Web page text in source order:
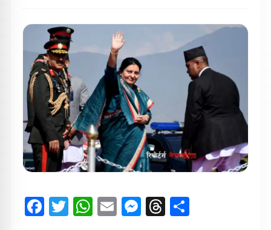
Facebook
Twitter
WhatsApp
EmailMessenger
Threads